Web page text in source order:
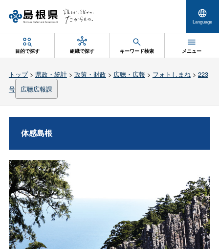
Language
目的で探す 組織で探す キーワード検索 メニュー
トップ> 県政・統計> 政策・財政 > 広聴・広報 > フォトしまね> 223
号
広聴広報課
体感島根